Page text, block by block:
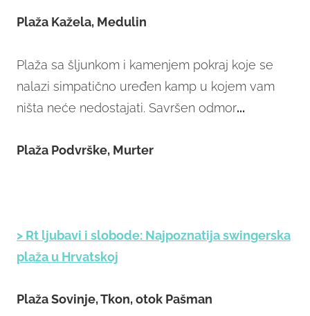
Plaža Kažela, Medulin
Plaža sa šljunkom i kamenjem pokraj koje se
nalazi simpatično uređen kamp u kojem vam
ništa neće nedostajati. Savršen odmor...
Plaža Podvrške, Murter
> Rt ljubavi i slobode: Najpoznatija swingerska
plaža u Hrvatskoj
Plaža Sovinje, Tkon, otok Pašman